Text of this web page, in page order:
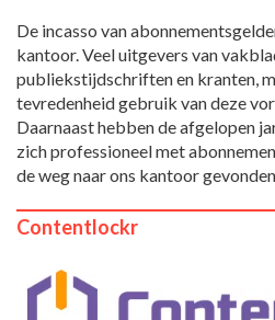
De incasso van
kantoor. Veel uitgevers van
publiekstijdschriften en kranten,
tevredenheid gebruik van deze
Daarnaast hebben de afgelopen
zich professioneel met
de weg naar ons kantoor
Contentlockr